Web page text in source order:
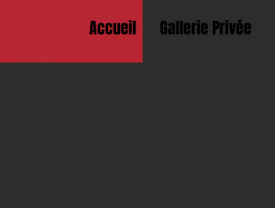
Accueil Gallerie Privée